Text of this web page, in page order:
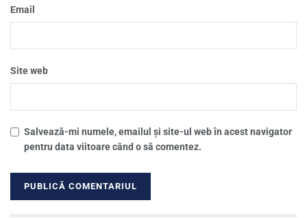
Email
Site web
Salvează-mi numele, emailul și site-ul web în acest navigator
pentru data viitoare când o să comentez.